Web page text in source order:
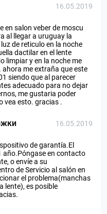
16.05.2019
en salon veber de moscu
al llegar a uruguay la
de reticulo en la noche
dactilar en el lente
limpiar y en la noche me
me extraña que este
siendo que al parecer
adecuado para no dejar
me gustaria poder
vea esto. gracias .
16.05.2019
de garantía.El
año.Póngase en contacto
o envíe a su
de Servicio al salón en
el problema(manchas
lente), es posible